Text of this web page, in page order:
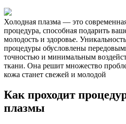
Холодная плазма — это
процедура, способная подарить
молодость и здоровье.
процедуры обусловлены
точностью и минимальным
ткани. Она решит множество
кожа станет свежей и молодой
Как проходит
плазмы